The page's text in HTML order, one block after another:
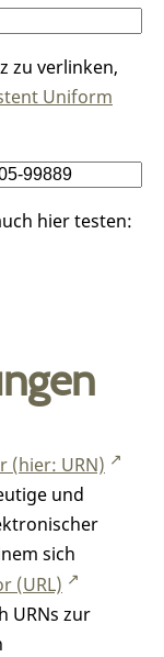
zu verlinken,
Uniform
hier testen:
(hier: URN)
und
sich
(URL)
URNs zur